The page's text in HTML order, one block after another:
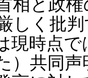
相と政
しく批
時点で
）共同